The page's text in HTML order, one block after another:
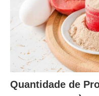
Quantidade de